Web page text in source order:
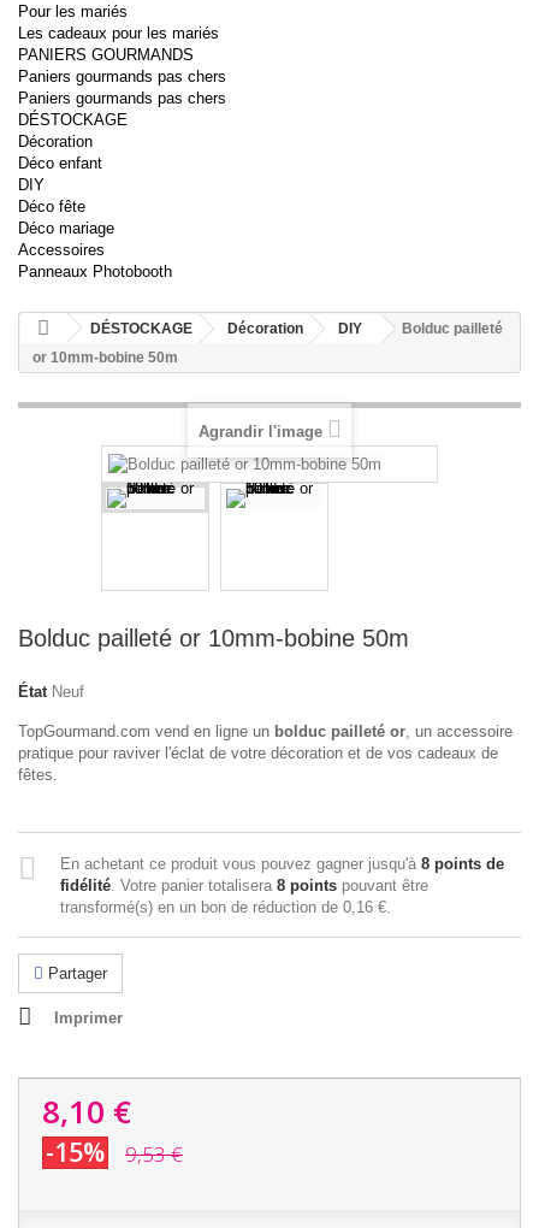
Pour les mariés
Les cadeaux pour les mariés
PANIERS GOURMANDS
Paniers gourmands pas chers
Paniers gourmands pas chers
DÉSTOCKAGE
Décoration
Déco enfant
DIY
Déco fête
Déco mariage
Accessoires
Panneaux Photobooth
DÉSTOCKAGE Décoration DIY
Bolduc pailleté
or 10mm-bobine 50m
Agrandir l'image
Bolduc pailleté or 10mm-bobine 50m
État Neuf
TopGourmand.com vend en ligne un bolduc pailleté or , un accessoire
pratique pour raviver l'éclat de votre décoration et de vos cadeaux de
fêtes.
En achetant ce produit vous pouvez gagner jusqu'à 8 points de
fidélité . Votre panier totalisera 8 points pouvant être
transformé(s) en un bon de réduction de 0,16 €
Partager
Imprimer
8,10 €
-15% 9,53 €